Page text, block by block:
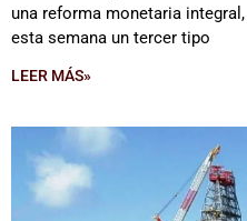
una reforma monetaria
esta semana un tercer tipo
LEER MÁS»